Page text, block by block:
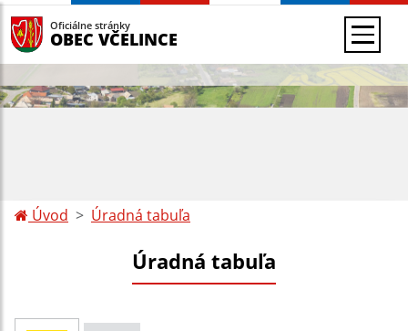
Oficiálne stránky
OBEC VČELINCE
Úvod Úradná tabuľa
Úradná tabuľa